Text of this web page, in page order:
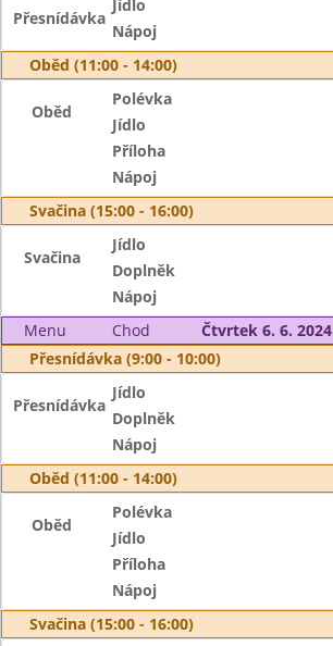
Přesnídávka
Jídlo
Nápoj
Oběd (11:00 - 14:00)
Oběd
Polévka
Jídlo
Příloha
Nápoj
Svačina (15:00 - 16:00)
Svačina
Jídlo
Doplněk
Nápoj
Menu
Chod
Čtvrtek 6. 6. 2024
Přesnídávka (9:00 - 10:00)
Přesnídávka
Jídlo
Doplněk
Nápoj
Oběd (11:00 - 14:00)
Oběd
Polévka
Jídlo
Příloha
Nápoj
Svačina (15:00 - 16:00)